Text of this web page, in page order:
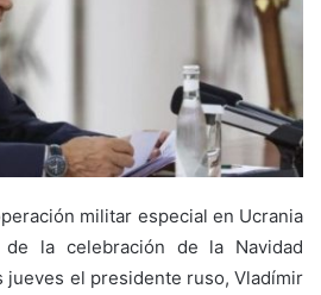
militar especial en Ucrania
la celebración de la Navidad
jueves el presidente ruso, Vladímir